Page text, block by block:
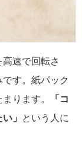
速で回転さ
す。紙パック
ります。
「コ
」
という人に